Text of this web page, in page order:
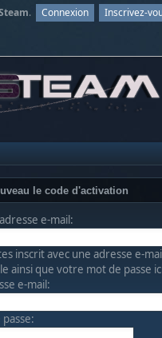
. Connexion Inscrivez-
le code d'activation
e-mail:
inscrit avec une adresse e-
ainsi que votre mot de passe
e-mail: